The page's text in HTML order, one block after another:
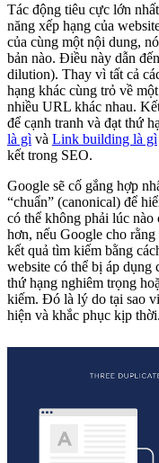
Tác động tiêu cực lớn
năng xếp hạng của
của cùng một nội dung,
bản nào. Điều này dẫn
dilution). Thay vì tất cả
hạng khác cùng trỏ về
nhiều URL khác nhau.
để cạnh tranh và đạt thứ
là gì và Link building là gì
kết trong SEO.
Google sẽ cố gắng hợp
“chuẩn” (canonical) để
có thể không phải lúc
hơn, nếu Google cho
kết quả tìm kiếm bằng
website có thể bị áp dụng
thứ hạng nghiêm trọng
kiếm. Đó là lý do tại sao
hiện và khắc phục kịp thời.